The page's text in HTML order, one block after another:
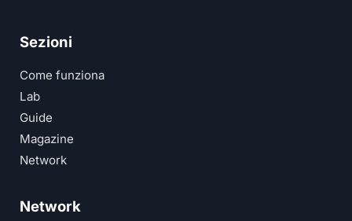
Sezioni
Come funziona
Lab
Guide
Magazine
Network
Network